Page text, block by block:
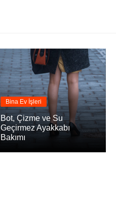
Bina Ev İşleri
Bot, Çizme ve Su
Geçirmez Ayakkabı
Bakımı